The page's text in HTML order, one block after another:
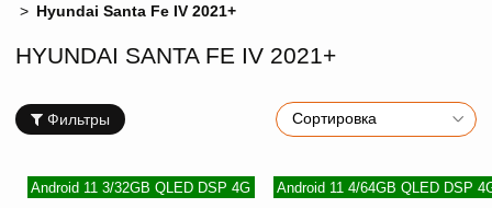
Hyundai Santa Fe IV 2021+
HYUNDAI SANTA FE IV 2021+
Фильтры
Android 11 3/32GB QLED DSP 4G Android 11 4/64GB QLED DSP